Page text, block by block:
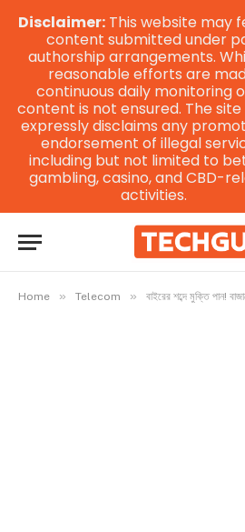
Home » Telecom » বাইরের শব্দে মুক্তি পান! বাজারে এগুলি ANC
Disclaimer:This website may
content submitted under
authorship arrangements.
reasonable efforts are
continuous daily monitoring
content is not ensured. The
expressly disclaims any
endorsement of illegal
including but not limited to
gambling, casino, and CBD-
activities.